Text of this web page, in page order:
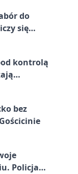
do
się
kontrolą
bez
Policja